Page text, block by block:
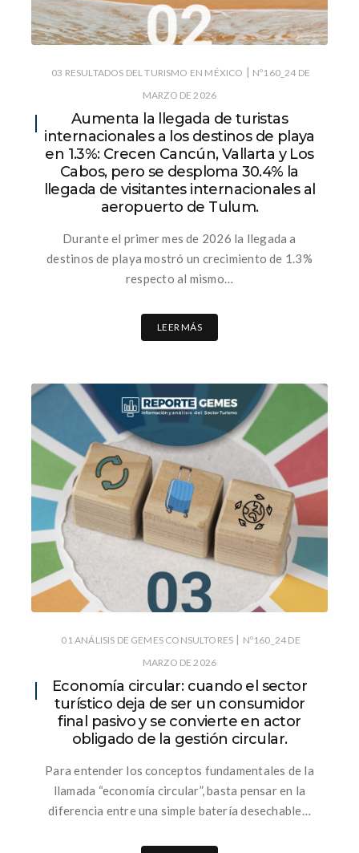
03 RESULTADOS DEL TURISMO EN MÉXICO | Nº160_24 DE
MARZO DE 2026
Aumenta la llegada de turistas
internacionales a los destinos de playa
en 1.3%: Crecen Cancún, Vallarta y Los
Cabos, pero se desploma 30.4% la
llegada de visitantes internacionales al
aeropuerto de Tulum.
Durante el primer mes de 2026 la llegada a
destinos de playa mostró un crecimiento de 1.3%
respecto al mismo…
LEER MÁS
01 ANÁLISIS DE GEMES CONSULTORES | Nº160_24 DE
MARZO DE 2026
Economía circular: cuando el sector
turístico deja de ser un consumidor
final pasivo y se convierte en actor
obligado de la gestión circular.
Para entender los conceptos fundamentales de la
llamada “economía circular”, basta pensar en la
diferencia entre una simple batería desechable…